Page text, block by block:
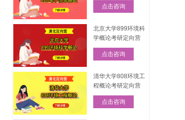
点击咨询
北京大学899环境科
学概论考研定向营
点击咨询
清华大学808环境工
程概论考研定向营
点击咨询